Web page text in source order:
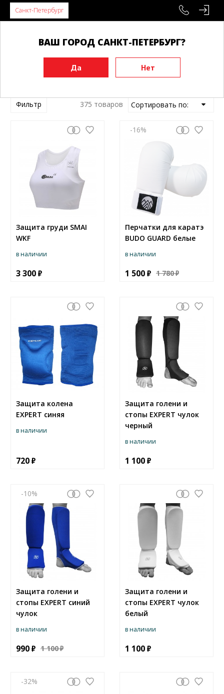
Санкт-Петербург
ВАШ ГОРОД САНКТ-ПЕТЕРБУРГ?
Главная
Каратэ
Фильтр 375 товаров
Защита груди SMAI
WKF
в наличии
3 300
-16
Перчатки для каратэ
BUDO GUARD белые
в наличии
1 500 1 780
Защита колена
EXPERT синяя
в наличии
720
Защита голени и
стопы EXPERT чулок
черный
в наличии
1 100
-10
Защита голени и
стопы EXPERT синий
чулок
в наличии
990 1 100
Защита голени и
стопы EXPERT чулок
белый
в наличии
1 100
-32